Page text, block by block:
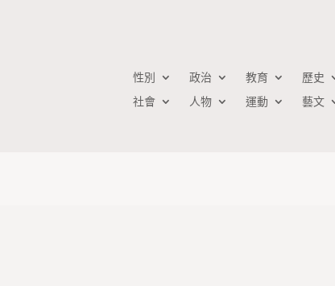
性別 政治 教育
歷史
社會
人物 運動 藝文